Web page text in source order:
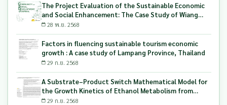
The Project Evaluation of the Sustainable Economic
and Social Enhancement: The Case Study of Wiang
Mok Subdistrict Northern of Thailand
28 พ.ย. 2568
Factors in fluencing sustainable tourism economic
growth : A case study of Lampang Province, Thailand
29 ก.ย. 2568
A Substrate–Product Switch Mathematical Model for
the Growth Kinetics of Ethanol Metabolism from
Longan Solid Waste Using Candida tropicalis
29 ก.ย. 2568